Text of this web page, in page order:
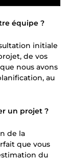
équipe ?
initiale
de vos
nous avons
au
un projet ?
de la
que vous
du